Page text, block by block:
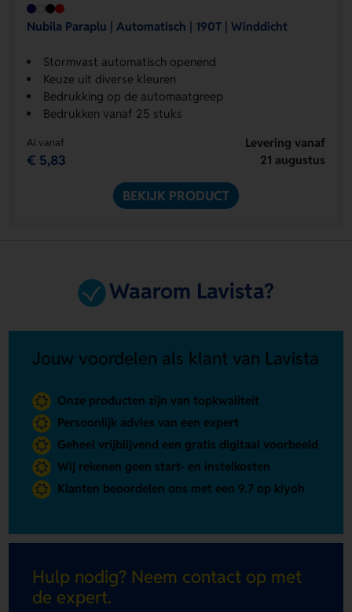
Nubila Paraplu | Automatisch | 190T | Winddicht
Stormvast automatisch openend
Keuze uit diverse kleuren
Bedrukking op de automaatgreep
Bedrukken vanaf 25 stuks
Al vanaf
€ 5,83
Levering vanaf
21 augustus
BEKIJK PRODUCT
Waarom Lavista?
Jouw voordelen als klant van Lavista
Onze producten zijn van topkwaliteit
Persoonlijk advies van een expert
Geheel vrijblijvend een gratis digitaal voorbeeld
Wij rekenen geen start- en instelkosten
Klanten beoordelen ons met een 9.7 op kiyoh
Hulp nodig? Neem contact op met
de expert.